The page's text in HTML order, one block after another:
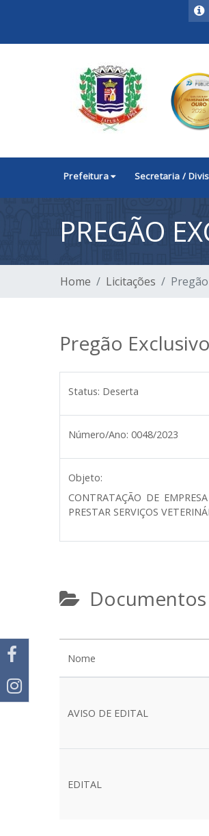
Prefeitura Secretaria /
PREGÃO
Home Licitações
Pregão
Status: Deserta
Número/Ano: 0048/2023
Objeto:
CONTRATAÇÃO DE
PRESTAR SERVIÇOS
Documentos
Nome
AVISO DE EDITAL
EDITAL